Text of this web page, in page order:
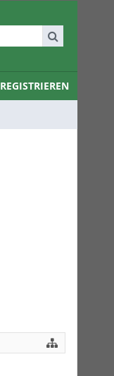
REGISTRIEREN